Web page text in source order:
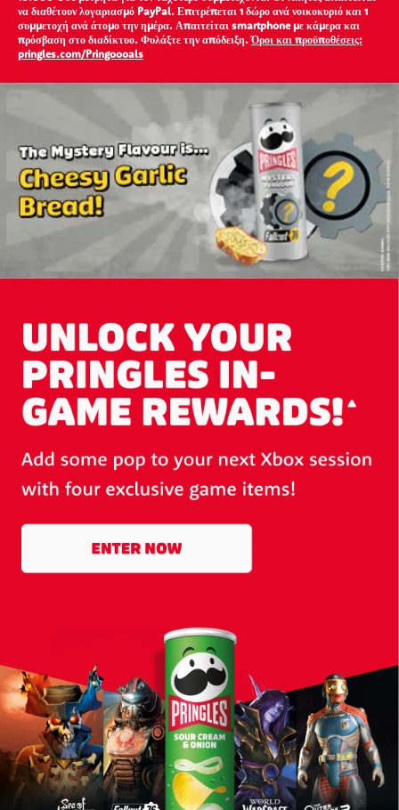
να διαθέτουν λογαριασμό PayPal. Επιτρέπεται 1 δώρο ανά νοικοκυριό και 1
συμμετοχή ανά άτομο την ημέρα. Απαιτείται smartphone με κάμερα και
πρόσβαση στο διαδίκτυο. Φυλάξτε την απόδειξη.Όροι και προϋποθέσεις:
pringles.com/Pringoooals